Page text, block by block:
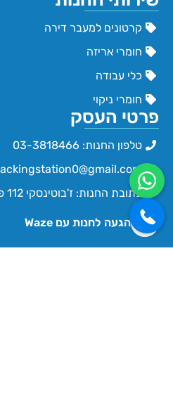
קרטונים למעבר דירה
חומרי אריזה
כלי עבודה
חומרי ניקוי
פרטי העסק
טלפון החנות: 03-3818466
כתובת החנות: ז'בוטינסקי 112 פתח תקווה
הגעה לחנות עם Waze